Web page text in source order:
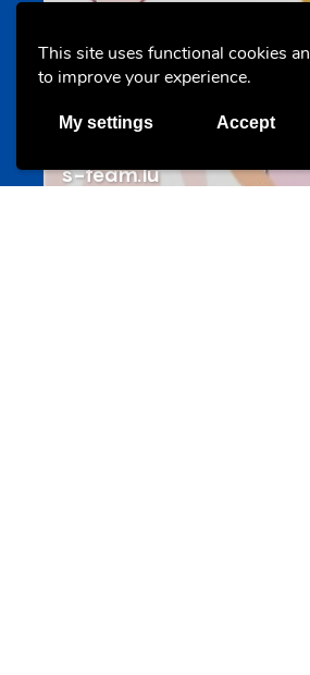
This site uses functional cookies
to improve your experience.
My settings Accept
s-team.lu